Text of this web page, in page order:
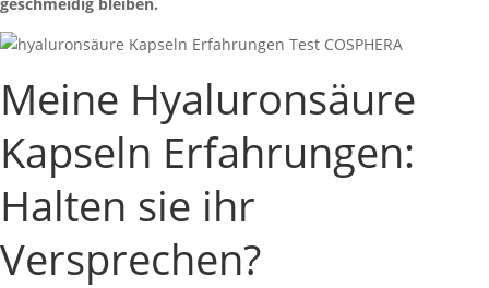
Meine Hyaluronsäure
Kapseln Erfahrungen:
Halten sie ihr
Versprechen?